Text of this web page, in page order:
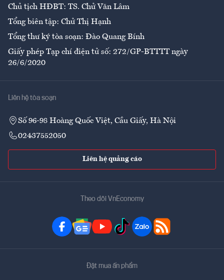
Chủ tịch HĐBT: TS. Chử Văn Lâm
Tổng biên tập: Chử Thị Hạnh
Tổng thư ký tòa soạn: Đào Quang Bính
Giấy phép Tạp chí điện tử số: 272/GP-BTTTT ngày
26/6/2020
Liên hệ tòa soạn
Số 96-98 Hoàng Quốc Việt, Cầu Giấy, Hà Nội
02437552050
Liên hệ quảng cáo
Theo dõi VnEconomy
Đặt mua ấn phẩm